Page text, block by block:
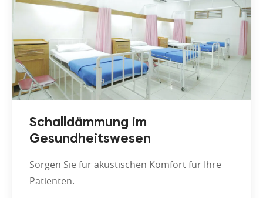
Schalldämmung im
Gesundheitswesen
Sorgen Sie für akustischen Komfort für Ihre
Patienten.